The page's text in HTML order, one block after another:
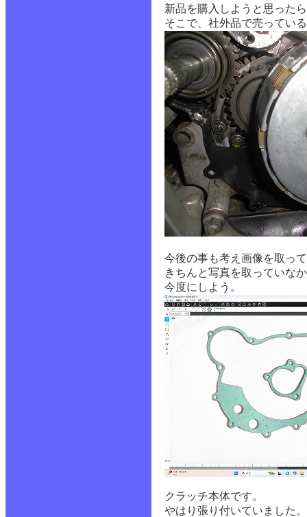
新品を購入しようと思った
そこで、社外品で売ってい
今後の事も考え画像を取っ
きちんと写真を取っていな
今度にしよう。
クラッチ本体です。
やはり張り付いていました。